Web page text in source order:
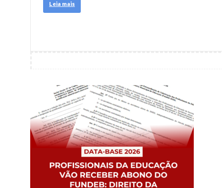
Leia mais